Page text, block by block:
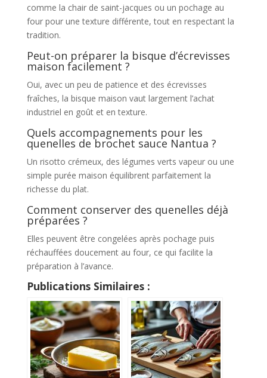
comme la chair de saint-jacques ou un pochage au
four pour une texture différente, tout en respectant la
tradition.
Peut-on préparer la bisque d’écrevisses
maison facilement ?
Oui, avec un peu de patience et des écrevisses
fraîches, la bisque maison vaut largement l’achat
industriel en goût et en texture.
Quels accompagnements pour les
quenelles de brochet sauce Nantua ?
Un risotto crémeux, des légumes verts vapeur ou une
simple purée maison équilibrent parfaitement la
richesse du plat.
Comment conserver des quenelles déjà
préparées ?
Elles peuvent être congelées après pochage puis
réchauffées doucement au four, ce qui facilite la
préparation à l’avance.
Publications Similaires :